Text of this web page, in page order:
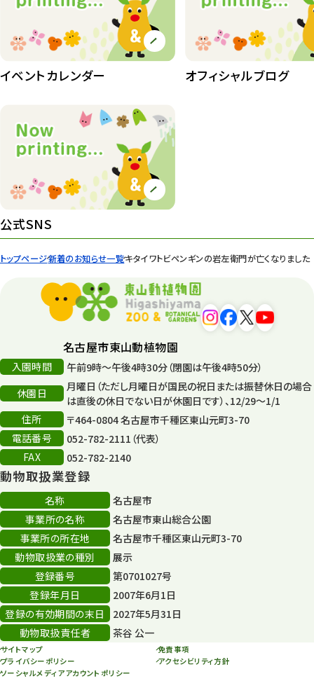
トップページ新着のお知らせ一覧キタイワトビペンギンの岩左衛門が亡くなりました
イベントカレンダー オフィシャルブログ
公式SNS
名古屋市東山動植物園
入園時間
午前9時～午後4時30分（閉園は午後4時50分）
休園日
月曜日（ただし月曜日が国民の祝日または振替休日の場合
は直後の休日でない日が休園日です）、12/29～1/1
住所
〒464-0804 名古屋市千種区東山元町3-70
電話番号
052-782-2111（代表）
FAX
052-782-2140
動物取扱業登録
名称
名古屋市
事業所の名称
名古屋市東山総合公園
事業所の所在地
名古屋市千種区東山元町3-70
動物取扱業の種別
展示
登録番号
第0701027号
登録年月日
2007年6月1日
登録の有効期間の末日
2027年5月31日
動物取扱責任者
茶谷 公一
サイトマップ
免責事項
プライバシーポリシー
アクセシビリティ方針
ソーシャルメディアアカウントポリシー